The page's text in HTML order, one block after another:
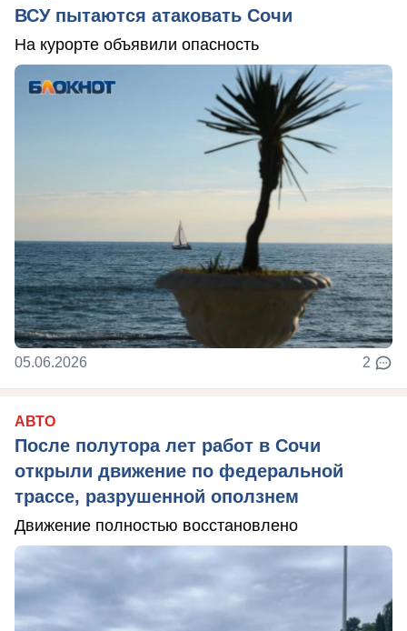
ВСУ пытаются атаковать Сочи
На курорте объявили опасность
05.06.2026 2
АВТО
После полутора лет работ в Сочи
открыли движение по федеральной
трассе, разрушенной оползнем
Движение полностью восстановлено